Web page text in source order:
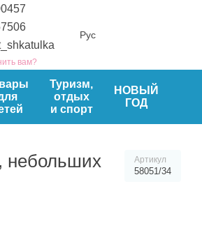
вам?
Рус
Туризм,
отдых
и спорт
НОВЫЙ
ГОД
небольших
Артикул
58051/34